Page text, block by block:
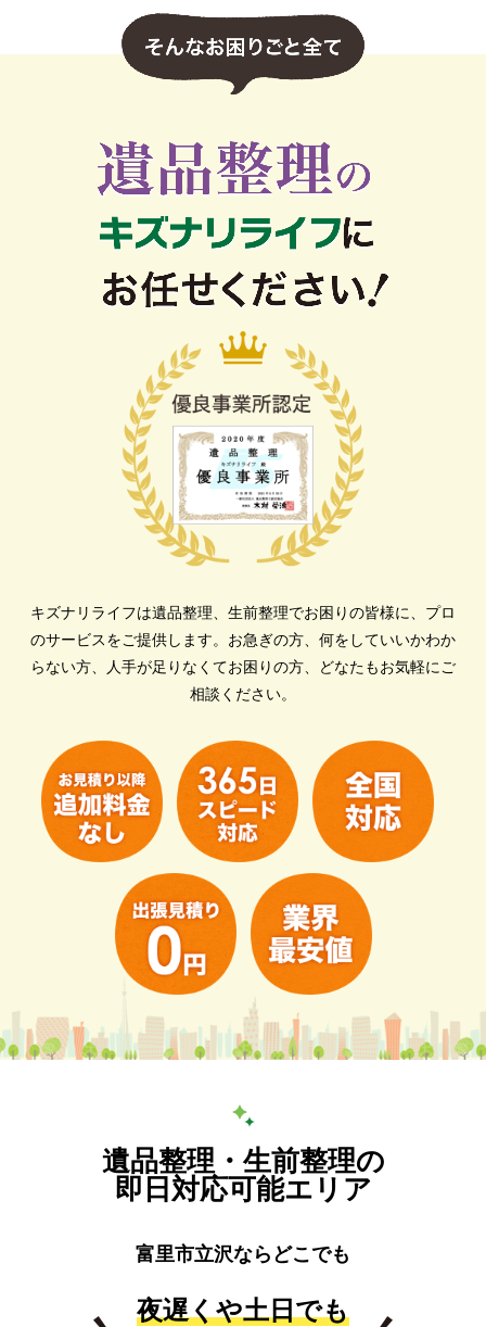
キズナリライフは遺品整理、生前整理でお困りの皆様に、プロ
のサービスをご提供します。 お急ぎの方、何をしていいかわか
らない方、人手が足りなくてお困りの方、どなたもお気軽にご
相談ください。
遺品整理・生前整理の
即日対応可能エリア
富里市立沢ならどこでも
夜遅くや土日でも